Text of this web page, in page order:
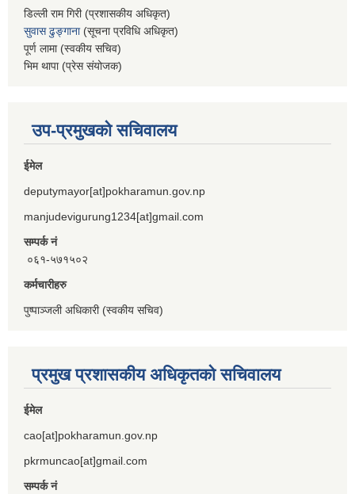
डिल्ली राम गिरी (प्रशासकीय अधिकृत)
सुवास ढुङ्गाना(सूचना प्रविधि अधिकृत)
पूर्ण लामा (स्वकीय सचिव)
भिम थापा (प्रेस संयोजक)
उप-प्रमुखको सचिवालय
ईमेल
deputymayor[at]pokharamun.gov.np
manjudevigurung1234[at]gmail.com
सम्पर्क नं
०६१-५७१५०२
कर्मचारीहरु
पुष्पाञ्जली अधिकारी (स्वकीय सचिव)
प्रमुख प्रशासकीय अधिकृतको सचिवालय
ईमेल
cao[at]pokharamun.gov.np
pkrmuncao[at]gmail.com
सम्पर्क नं